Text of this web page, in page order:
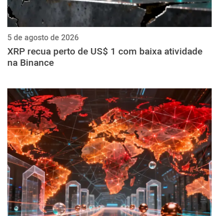
5 de agosto de 2026
XRP recua perto de US$ 1 com baixa atividade
na Binance